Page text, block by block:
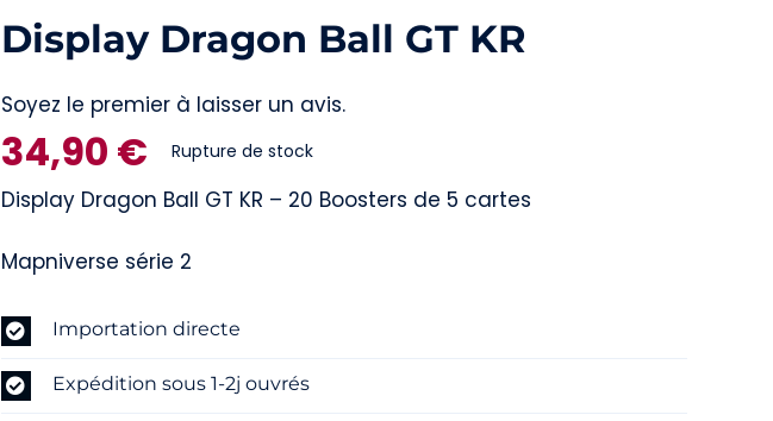
Display Dragon Ball GT KR
Soyez le premier à laisser un avis.
34,90 € Rupture de stock
Display Dragon Ball GT KR – 20 Boosters de 5 cartes
Mapniverse série 2
Importation directe
Expédition sous 1-2j ouvrés